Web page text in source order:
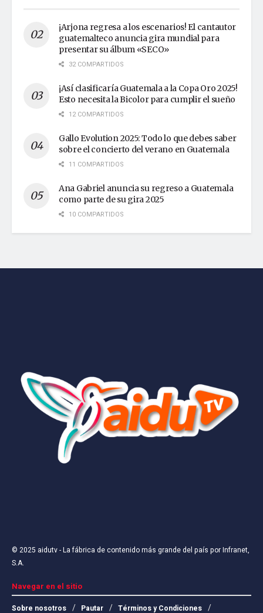
¡Arjona regresa a los escenarios! El cantautor
guatemalteco anuncia gira mundial para
presentar su álbum «SECO»
32 COMPARTIDOS
¡Así clasificaría Guatemala a la Copa Oro 2025!
Esto necesita la Bicolor para cumplir el sueño
12 COMPARTIDOS
Gallo Evolution 2025: Todo lo que debes saber
sobre el concierto del verano en Guatemala
11 COMPARTIDOS
Ana Gabriel anuncia su regreso a Guatemala
como parte de su gira 2025
10 COMPARTIDOS
© 2025 aidutv- La fábrica de contenido más grande del país porInfranet,
S.A.
Navegar en el sitio
Sobre nosotros Pautar Términos y Condiciones